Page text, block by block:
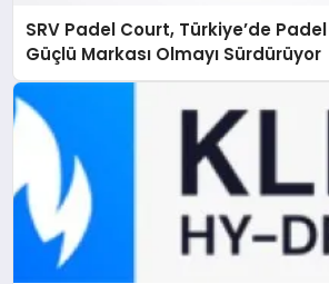
SRV Padel Court, Türkiye’de Padel
Güçlü Markası Olmayı Sürdürüyor